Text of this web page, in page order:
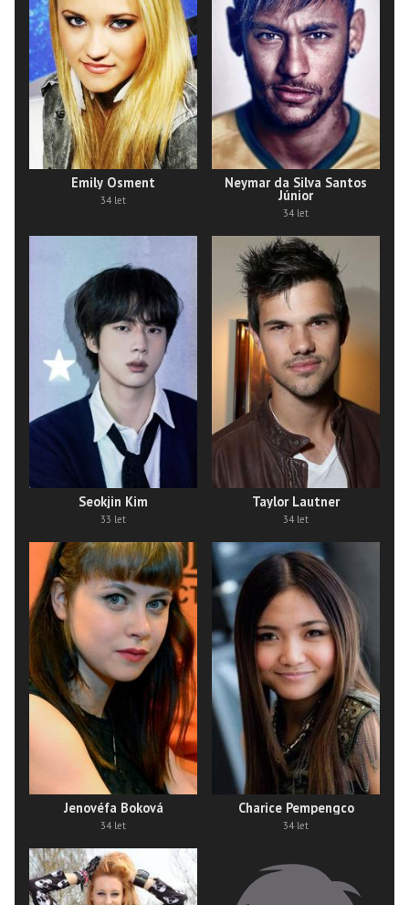
Emily Osment
34 let
Neymar da Silva Santos
Júnior
34 let
Seokjin Kim
33 let
Taylor Lautner
34 let
Jenovéfa Boková
34 let
Charice Pempengco
34 let